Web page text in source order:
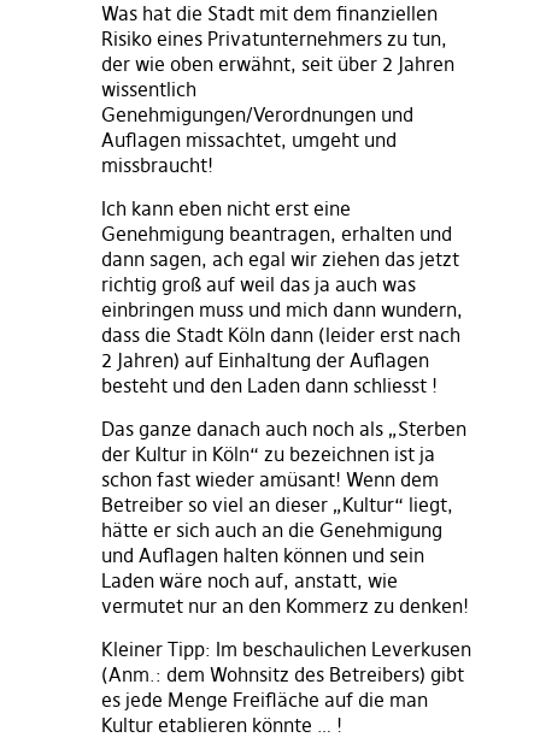
Was hat die Stadt mit dem finanziellen
Risiko eines Privatunternehmers zu tun,
der wie oben erwähnt, seit über 2 Jahren
wissentlich
Genehmigungen/Verordnungen und
Auflagen missachtet, umgeht und
missbraucht!
Ich kann eben nicht erst eine
Genehmigung beantragen, erhalten und
dann sagen, ach egal wir ziehen das jetzt
richtig groß auf weil das ja auch was
einbringen muss und mich dann wundern,
dass die Stadt Köln dann (leider erst nach
2 Jahren) auf Einhaltung der Auflagen
besteht und den Laden dann schliesst !
Das ganze danach auch noch als „Sterben
der Kultur in Köln“ zu bezeichnen ist ja
schon fast wieder amüsant! Wenn dem
Betreiber so viel an dieser „Kultur“ liegt,
hätte er sich auch an die Genehmigung
und Auflagen halten können und sein
Laden wäre noch auf, anstatt, wie
vermutet nur an den Kommerz zu denken!
Kleiner Tipp: Im beschaulichen Leverkusen
(Anm.: dem Wohnsitz des Betreibers) gibt
es jede Menge Freifläche auf die man
Kultur etablieren könnte … !